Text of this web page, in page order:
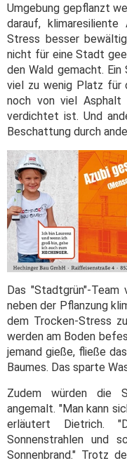
Umgebung gepflanzt
darauf,
Stress besser
nicht für eine Stadt
den Wald gemacht.
viel zu wenig Platz für
noch von viel Asphalt
verdichtet ist. Und
Beschattung durch
Das "Stadtgrün"-
neben der Pflanzung
dem Trocken-Stress
werden am Boden
jemand gieße, fließe
Baumes. Das sparte
Zudem würden die
angemalt. "Man kann
erläutert Dietrich.
Sonnenstrahlen und
Sonnenbrand." Trotz